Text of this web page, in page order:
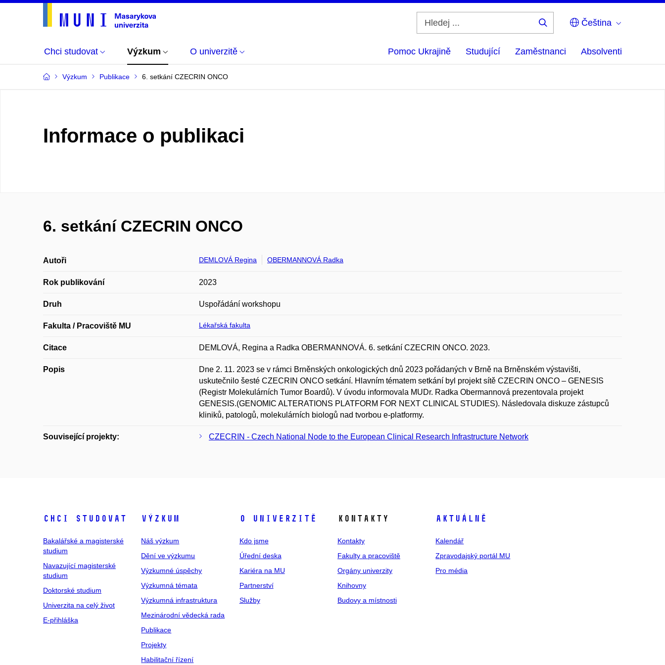
Čeština
Chci studovat Výzkum O univerzitě Pomoc Ukrajině Studující Zaměstnanci Absolventi
Výzkum Publikace 6. setkání CZECRIN ONCO
Informace o publikaci
6. setkání CZECRIN ONCO
Autoři DEMLOVÁ Regina OBERMANNOVÁ Radka
Rok publikování 2023
Druh Uspořádání workshopu
Fakulta / Pracoviště MU Lékařská fakulta
Citace DEMLOVÁ, Regina a Radka OBERMANNOVÁ. 6. setkání CZECRIN ONCO. 2023.
Popis
Dne 2. 11. 2023 se v rámci Brněnských onkologických dnů 2023 pořádaných v Brně na Brněnském výstavišti,
uskutečnilo šesté CZECRIN ONCO setkání. Hlavním tématem setkání byl projekt sítě CZECRIN ONCO – GENESIS
(Registr Molekulárních Tumor Boardů). V úvodu informovala MUDr. Radka Obermannová prezentovala projekt
GENESIS.(GENOMIC ALTERATIONS PLATFORM FOR NEXT CLINICAL STUDIES). Následovala diskuze zástupců
kliniků, patologů, molekulárních biologů nad tvorbou e-platformy.
Související projekty: CZECRIN - Czech National Node to the European Clinical Research Infrastructure Network
Chci studovat
Bakalářské a magisterské
studium
Navazující magisterské
studium
Doktorské studium
Univerzita na celý život
E-přihláška
Výzkum
Náš výzkum
Dění ve výzkumu
Výzkumné úspěchy
Výzkumná témata
Výzkumná infrastruktura
Mezinárodní vědecká rada
Publikace
Projekty
Habilitační řízení
O univerzitě
Kdo jsme
Úřední deska
Kariéra na MU
Partnerství
Služby
Kontakty
Kontakty
Fakulty a pracoviště
Orgány univerzity
Knihovny
Budovy a místnosti
Aktuálně
Kalendář
Zpravodajský portál MU
Pro média